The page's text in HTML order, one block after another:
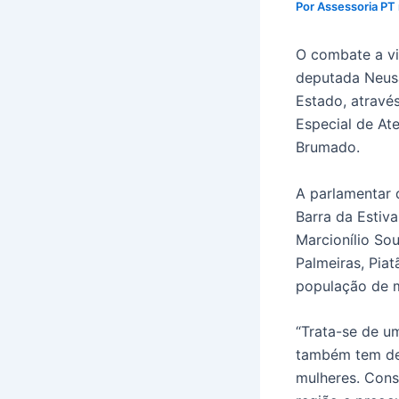
PorAssessoria
O combate a
deputada
Estado,
Especial de
Brumado.
A parlamentar
Barra da
Marcionílio
Palmeiras,
população de
“Trata-se de
também tem
mulheres.